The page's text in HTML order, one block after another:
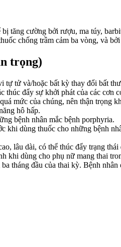
tăng cường bởi rượu, ma túy,
chống trầm cảm ba vòng, và
trọng)
tự tử và/hoặc bất kỳ thay đổi bất
thúc đẩy sự khởi phát của các cơn
mức của chúng, nên thận trọng
hô hấp.
bệnh nhân mắc bệnh porphyria.
khi dùng thuốc cho những bệnh
lâu dài, có thể thúc đẩy trạng
khi dùng cho phụ nữ mang thai
tháng đầu của thai kỳ. Bệnh